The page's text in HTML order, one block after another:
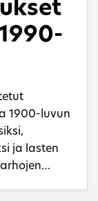
1900-luvun
ja lasten